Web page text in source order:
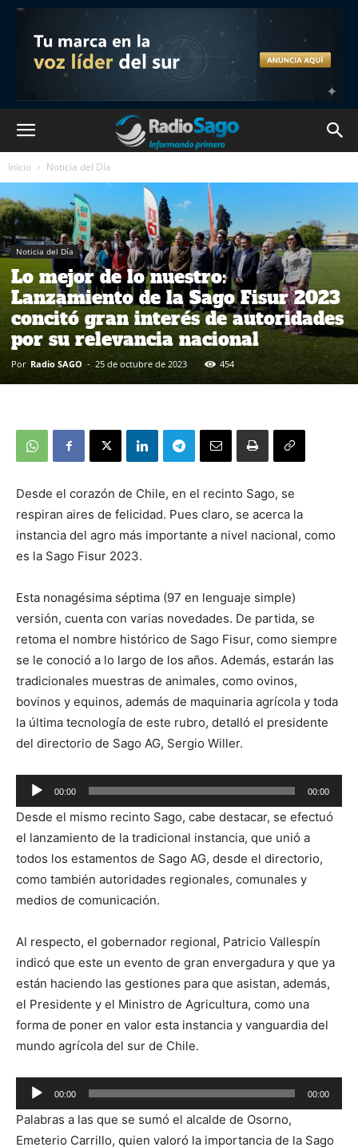
Inicio Noticia del Día
Noticia del Día
Lo mejor de lo nuestro:
Lanzamiento de la Sago Fisur 2023
concitó gran interés de autoridades
por su relevancia nacional
Por Radio SAGO - 25 de octubre de 2023 454
Desde el corazón de Chile, en el recinto Sago, se
respiran aires de felicidad. Pues claro, se acerca la
instancia del agro más importante a nivel nacional, como
es la Sago Fisur 2023.
Esta nonagésima séptima (97 en lenguaje simple)
versión, cuenta con varias novedades. De partida, se
retoma el nombre histórico de Sago Fisur, como siempre
se le conoció a lo largo de los años. Además, estarán las
tradicionales muestras de animales, como ovinos,
bovinos y equinos, además de maquinaria agrícola y toda
la última tecnología de este rubro, detalló el presidente
del directorio de Sago AG, Sergio Willer.
Reproductor
de
audio
00:00 00:00
Desde el mismo recinto Sago, cabe destacar, se efectuó
el lanzamiento de la tradicional instancia, que unió a
todos los estamentos de Sago AG, desde el directorio,
como también autoridades regionales, comunales y
medios de comunicación.
Al respecto, el gobernador regional, Patricio Vallespín
indicó que este un evento de gran envergadura y que ya
están haciendo las gestiones para que asistan, además,
el Presidente y el Ministro de Agricultura, como una
forma de poner en valor esta instancia y vanguardia del
mundo agrícola del sur de Chile.
Reproductor
de
audio
00:00 00:00
Palabras a las que se sumó el alcalde de Osorno,
Emeterio Carrillo, quien valoró la importancia de la Sago